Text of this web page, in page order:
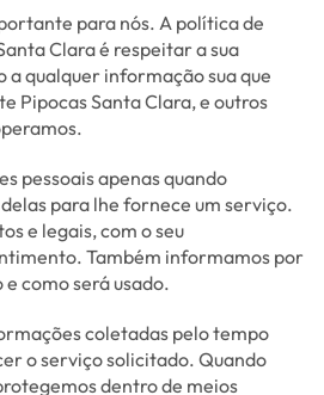
para nós. A política de
Clara é respeitar a sua
a qualquer informação sua que
Pipocas Santa Clara, e outros
pessoais apenas quando
para lhe fornece um serviço.
e legais, com o seu
Também informamos por
como será usado.
coletadas pelo tempo
o serviço solicitado. Quando
dentro de meios